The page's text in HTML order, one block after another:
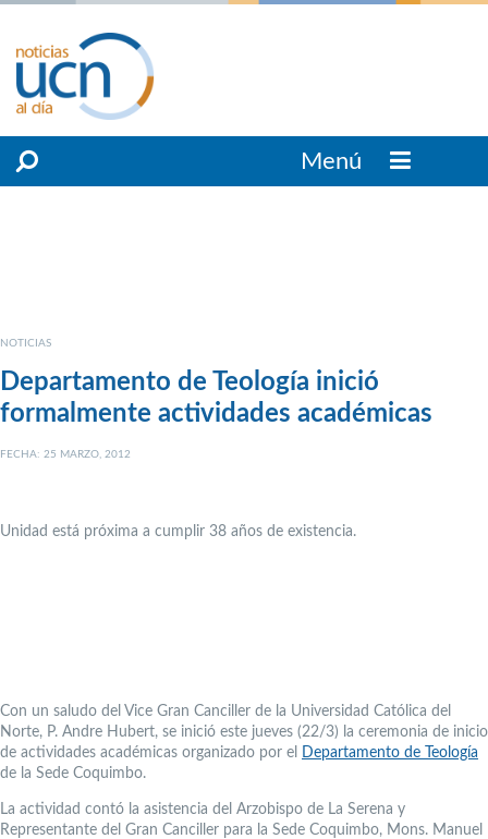
Menú
NOTICIAS
Departamento de Teología inició
formalmente actividades académicas
FECHA: 25 MARZO, 2012
Unidad está próxima a cumplir 38 años de existencia.
Con un saludo del Vice Gran Canciller de la Universidad Católica del
Norte, P. Andre Hubert, se inició este jueves (22/3) la ceremonia de inicio
de actividades académicas organizado por el
Departamento de Teología
de la Sede Coquimbo.
La actividad contó la asistencia del Arzobispo de La Serena y
Representante del Gran Canciller para la Sede Coquimbo, Mons. Manuel